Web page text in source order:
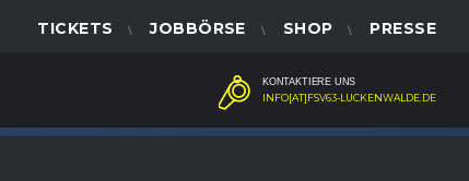
TICKETS JOBBÖRSE SHOP PRESSE
KONTAKTIERE UNS
INFO[AT]FSV63-LUCKENWALDE.DE